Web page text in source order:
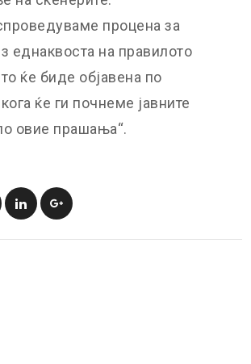
процена за
еднаквоста на правилото
ќе биде објавена по
ќе ги почнеме јавните
овие прашања“.